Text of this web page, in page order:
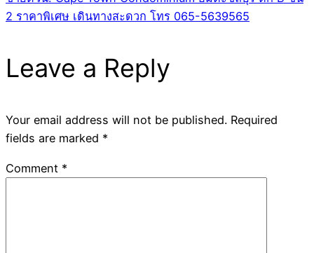
2 ราคาพิเศษ เดินทางสะดวก โทร 065-5639565
Leave a Reply
Your email address will not be published. Required
fields are marked *
Comment *